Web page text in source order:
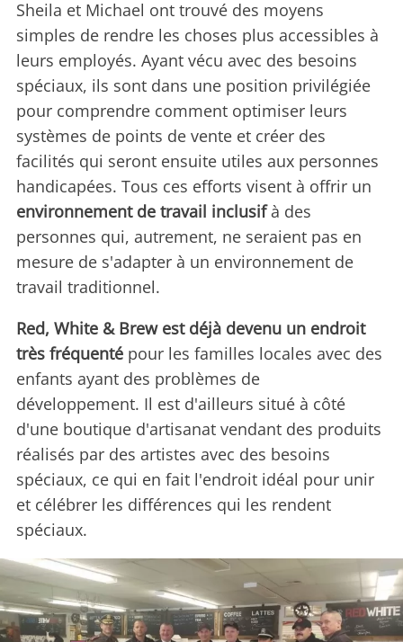
Sheila et Michael ont trouvé des moyens
simples de rendre les choses plus accessibles à
leurs employés. Ayant vécu avec des besoins
spéciaux, ils sont dans une position privilégiée
pour comprendre comment optimiser leurs
systèmes de points de vente et créer des
facilités qui seront ensuite utiles aux personnes
handicapées. Tous ces efforts visent à offrir un
environnement de travail inclusifà des
personnes qui, autrement, ne seraient pas en
mesure de s'adapter à un environnement de
travail traditionnel.
Red, White & Brew est déjà devenu un endroit
très fréquenté pour les familles locales avec des
enfants ayant des problèmes de
développement. Il est d'ailleurs situé à côté
d'une boutique d'artisanat vendant des produits
réalisés par des artistes avec des besoins
spéciaux, ce qui en fait l'endroit idéal pour unir
et célébrer les différences qui les rendent
spéciaux.